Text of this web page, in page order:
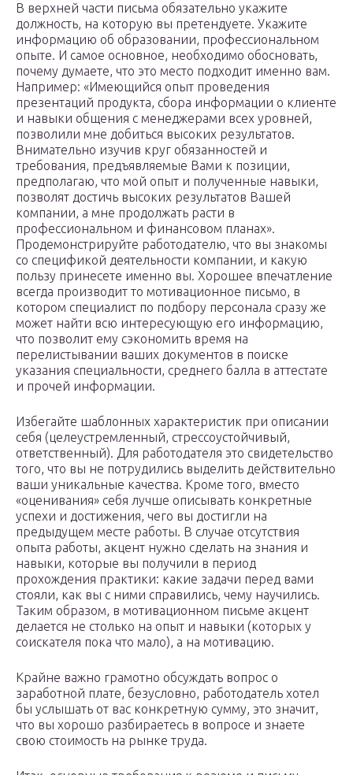
В верхней части письма обязательно укажите
должность, на которую вы претендуете. Укажите
информацию об образовании, профессиональном
опыте. И самое основное, необходимо обосновать,
почему думаете, что это место подходит именно вам.
Например: «Имеющийся опыт проведения
презентаций продукта, сбора информации о клиенте
и навыки общения с менеджерами всех уровней,
позволили мне добиться высоких результатов.
Внимательно изучив круг обязанностей и
требования, предъявляемые Вами к позиции,
предполагаю, что мой опыт и полученные навыки,
позволят достичь высоких результатов Вашей
компании, а мне продолжать расти в
профессиональном и финансовом планах».
Продемонстрируйте работодателю, что вы знакомы
со спецификой деятельности компании, и какую
пользу принесете именно вы. Хорошее впечатление
всегда производит то мотивационное письмо, в
котором специалист по подбору персонала сразу же
может найти всю интересующую его информацию,
что позволит ему сэкономить время на
перелистывании ваших документов в поиске
указания специальности, среднего балла в аттестате
и прочей информации.
Избегайте шаблонных характеристик при описании
себя (целеустремленный, стрессоустойчивый,
ответственный). Для работодателя это свидетельство
того, что вы не потрудились выделить действительно
ваши уникальные качества. Кроме того, вместо
«оценивания» себя лучше описывать конкретные
успехи и достижения, чего вы достигли на
предыдущем месте работы. В случае отсутствия
опыта работы, акцент нужно сделать на знания и
навыки, которые вы получили в период
прохождения практики: какие задачи перед вами
стояли, как вы с ними справились, чему научились.
Таким образом, в мотивационном письме акцент
делается не столько на опыт и навыки (которых у
соискателя пока что мало), а на мотивацию.
Крайне важно грамотно обсуждать вопрос о
заработной плате, безусловно, работодатель хотел
бы услышать от вас конкретную сумму, это значит,
что вы хорошо разбираетесь в вопросе и знаете
свою стоимость на рынке труда.